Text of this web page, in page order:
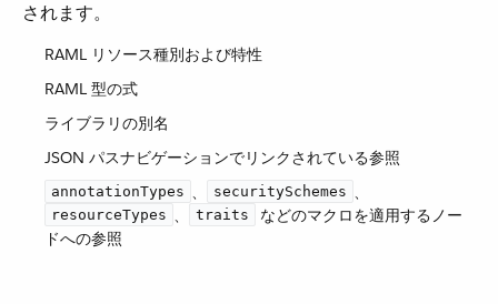
されます。
RAML リソース種別および特性
RAML 型の式
ライブラリの別名
JSON パスナビゲーションでリンクされている参照
annotationTypes ​、​ securitySchemes ​、​
resourceTypes ​、​ traits
​ などのマクロを適用するノー
ドへの参照